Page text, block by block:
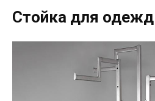
Стойка для